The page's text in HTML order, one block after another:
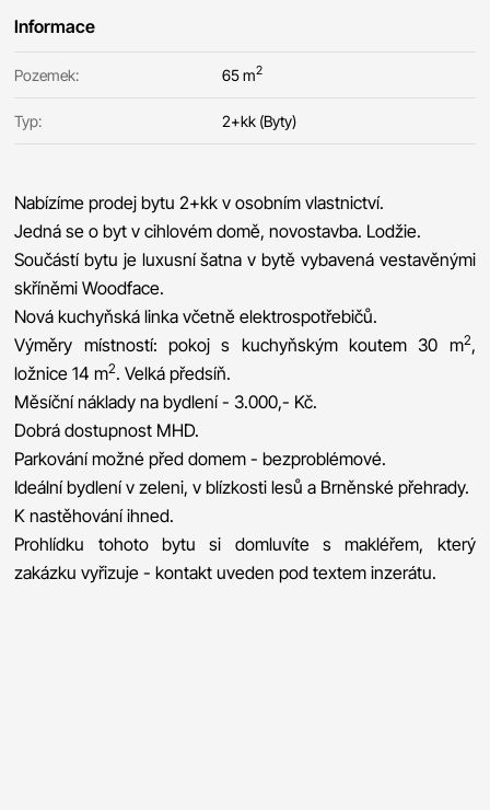
Informace
Pozemek: 65 m2
Typ: 2+kk (Byty)
Nabízíme prodej bytu 2+kk v osobním vlastnictví.
Jedná se o byt v cihlovém domě, novostavba. Lodžie.
Součástí bytu je luxusní šatna v bytě vybavená vestavěnými
skříněmi Woodface.
Nová kuchyňská linka včetně elektrospotřebičů.
Výměry místností: pokoj s kuchyňským koutem 30 m2,
ložnice 14 m2. Velká předsíň.
Měsíční náklady na bydlení - 3.000,- Kč.
Dobrá dostupnost MHD.
Parkování možné před domem - bezproblémové.
Ideální bydlení v zeleni, v blízkosti lesů a Brněnské přehrady.
K nastěhování ihned.
Prohlídku tohoto bytu si domluvíte s makléřem, který
zakázku vyřizuje - kontakt uveden pod textem inzerátu.